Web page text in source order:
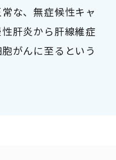
な、無症候性キャ
肝炎から肝線維症
がんに至るという